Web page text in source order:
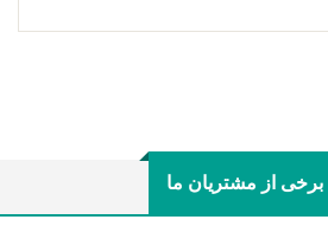
برخی از مشتریان ما